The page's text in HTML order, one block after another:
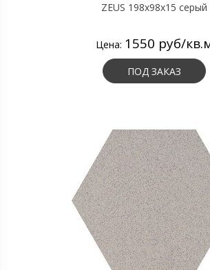
ZEUS 198x98x15 серый
Цена: 1550 руб/
ПОД ЗАКАЗ